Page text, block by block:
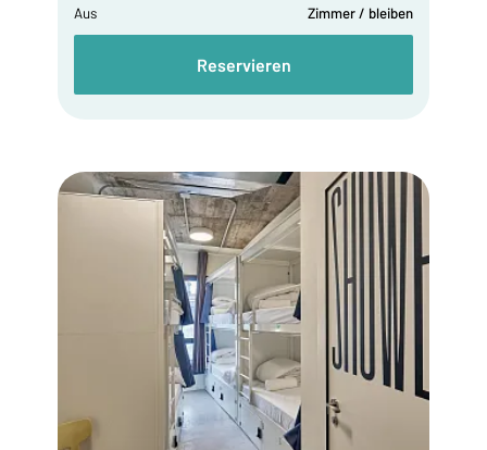
Aus Zimmer / bleiben
Reservieren